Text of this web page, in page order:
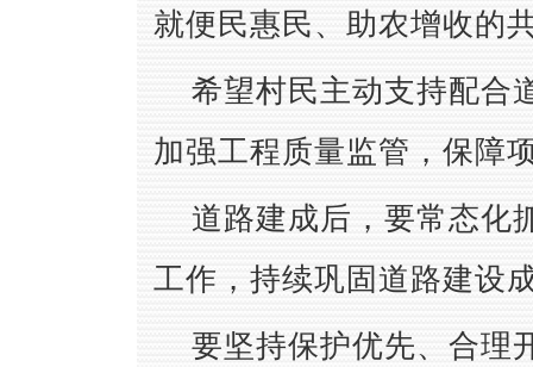
就便民惠民、助农增收的
希望村民主动支持配合
加强工程质量监管，保障
道路建成后，要常态化
工作，持续巩固道路建设
要坚持保护优先、合理